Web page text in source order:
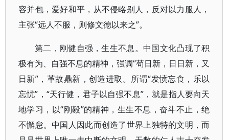
容并包，爱好和平，从不侵略别人，反对以力服人，
主张“远人不服，则修文德以来之”。
第二，刚健自强，生生不息。中国文化凸现了积
极有为、自强不息的精神，强调“苟日新，日日新，又
日新”，革故鼎新，创造进取。所谓“发愤忘食，乐以
忘忧”，“天行健，君子以自强不息”，就是指人要向天
地学习，以“刚毅”的精神，生生不息，奋斗不止，绝
不懈怠。中国人因此而创造了世界上独特的文明，而